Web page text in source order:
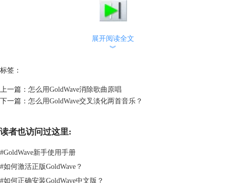
在播放音频的窗口视图中，显示完整的声音波形图。
7.查看结束
从当前窗口显示的声音左侧开始播放，直到音频结尾。
8.结束
播放结束标记前三秒钟的音频，这样不需要听整段音频，就可以确定结束
展开阅读全文
︾
标签：
上一篇： 怎么用GoldWave消除歌曲原唱
下一篇： 怎么用GoldWave交叉淡化两首音乐？
读者也访问过这里:
#GoldWave新手使用手册
#如何激活正版GoldWave？
#如何正确安装GoldWave中文版？